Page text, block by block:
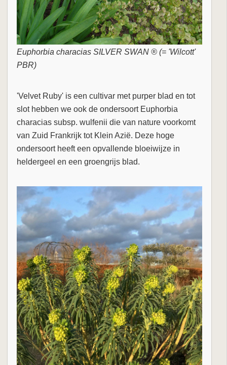
Euphorbia characias SILVER SWAN ® (= 'Wilcott'
PBR)
'Velvet Ruby' is een cultivar met purper blad en tot
slot hebben we ook de ondersoort Euphorbia
characias subsp. wulfenii die van nature voorkomt
van Zuid Frankrijk tot Klein Azië. Deze hoge
ondersoort heeft een opvallende bloeiwijze in
heldergeel en een groengrijs blad.